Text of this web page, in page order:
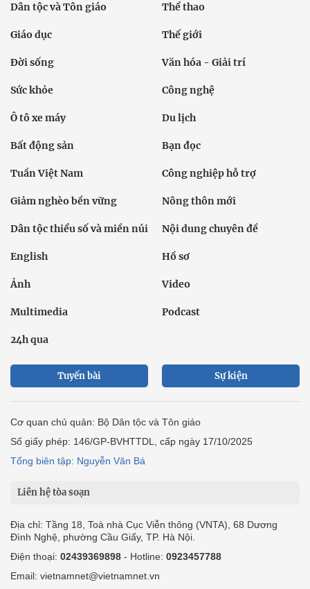
Dân tộc và Tôn giáo Thể thao
Giáo dục Thế giới
Đời sống Văn hóa - Giải trí
Sức khỏe Công nghệ
Ô tô xe máy Du lịch
Bất động sản Bạn đọc
Tuần Việt Nam Công nghiệp hỗ trợ
Giảm nghèo bền vững Nông thôn mới
Dân tộc thiểu số và miền núi Nội dung chuyên đề
English Hồ sơ
Ảnh Video
Multimedia Podcast
24h qua
Tuyến bài Sự kiện
Cơ quan chủ quản: Bộ Dân tộc và Tôn giáo
Số giấy phép: 146/GP-BVHTTDL, cấp ngày 17/10/2025
Tổng biên tập: Nguyễn Văn Bá
Liên hệ tòa soạn
Địa chỉ: Tầng 18, Toà nhà Cục Viễn thông (VNTA), 68 Dương
Đình Nghệ, phường Cầu Giấy, TP. Hà Nội.
Điện thoại: 02439369898 - Hotline: 0923457788
Email: vietnamnet@vietnamnet.vn